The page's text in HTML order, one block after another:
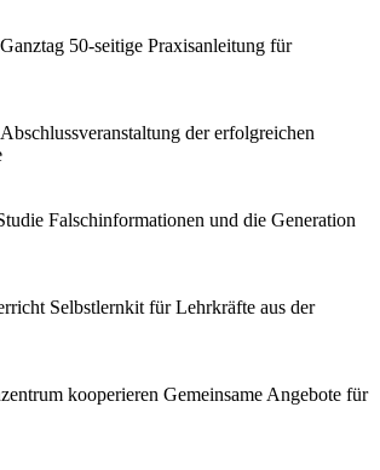
50-seitige Praxisanleitung für
Abschlussveranstaltung der erfolgreichen
Falschinformationen und die Generation
Selbstlernkit für Lehrkräfte aus der
kooperieren Gemeinsame Angebote für